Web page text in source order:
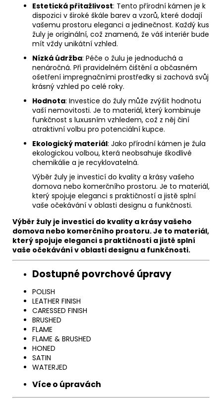
Estetická přitažlivost: Tento přírodní kámen je k
dispozici v široké škále barev a vzorů, které dodají
vašemu prostoru eleganci a jedinečnost. Každý kus
žuly je originální, což znamená, že váš interiér bude
mít vždy unikátní vzhled.
Nízká údržba: Péče o žulu je jednoduchá a
nenáročná. Při pravidelném čištění a občasném
ošetření impregnačními prostředky si zachová svůj
krásný vzhled po celé roky.
Hodnota: Investice do žuly může zvýšit hodnotu
vaší nemovitosti. Je to materiál, který kombinuje
funkčnost s luxusním vzhledem, což z něj činí
atraktivní volbu pro potenciální kupce.
Ekologický materiál: Jako přírodní kámen je žula
ekologickou volbou, která neobsahuje škodlivé
chemikálie a je recyklovatelná.
Výběr žuly je investicí do kvality a krásy vašeho
domova nebo komerčního prostoru. Je to materiál,
který spojuje eleganci s praktičností a jistě splní
vaše očekávání v oblasti designu a funkčnosti.
Výběr žuly je investicí do kvality a krásy vašeho
domova nebo komerčního prostoru. Je to materiál,
který spojuje eleganci s praktičností a jistě splní
vaše očekávání v oblasti designu a funkčnosti.
Dostupné povrchové úpravy
POLISH
LEATHER FINISH
CARESSED FINISH
BRUSHED
FLAME
FLAME & BRUSHED
HONED
SATIN
WATERJED
Více o úpravách